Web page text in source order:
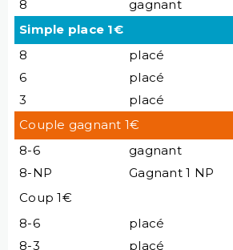
8
gagnant
Simple place 1€
8
placé
6
placé
3
placé
Couple gagnant 1€
8-6
gagnant
8-NP
Gagnant 1 NP
Coup 1€
8-6
placé
8-3
placé